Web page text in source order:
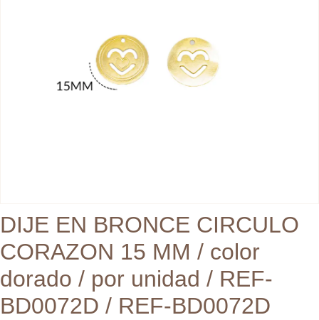
DIJE EN BRONCE CIRCULO
CORAZON 15 MM / color
dorado / por unidad / REF-
BD0072D / REF-BD0072D